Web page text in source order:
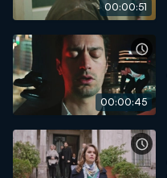
00:00:51
00:00:45